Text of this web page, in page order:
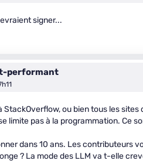
signer...
performant
StackOverflow, ou bien tous les
limite pas à la programmation. Ce
dans 10 ans. Les contributeurs
? La mode des LLM va t-elle